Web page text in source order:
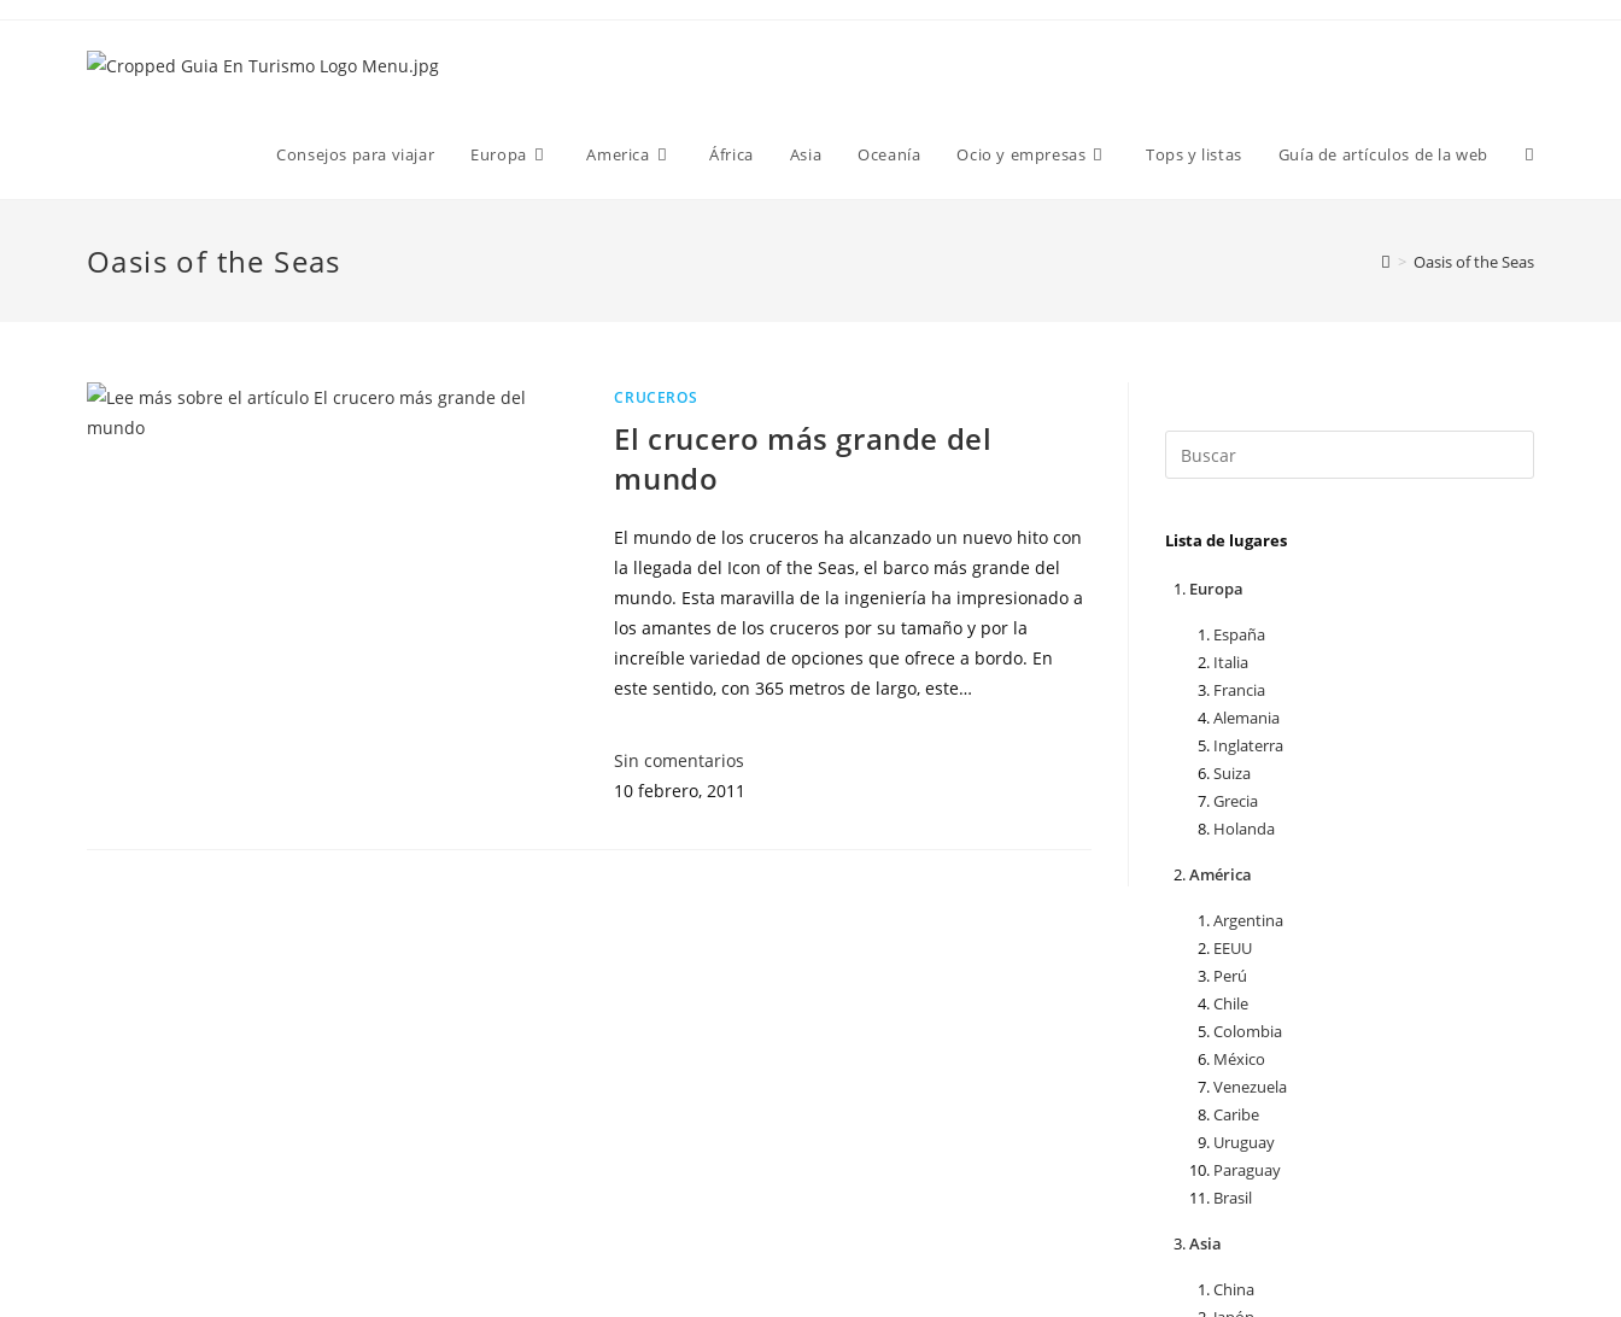
Consejos para viajar Europa America África Asia Oceanía Ocio y empresas Tops y listas Guía de artículos de la web
Oasis of the Seas > Oasis of the Seas
CRUCEROS
El crucero más grande del
mundo
El mundo de los cruceros ha alcanzado un nuevo hito con
la llegada del Icon of the Seas, el barco más grande del
mundo. Esta maravilla de la ingeniería ha impresionado a
los amantes de los cruceros por su tamaño y por la
increíble variedad de opciones que ofrece a bordo. En
este sentido, con 365 metros de largo, este…
Sin comentarios
10 febrero, 2011
Lista de lugares
Europa
España
Italia
Francia
Alemania
Inglaterra
Suiza
Grecia
Holanda
América
Argentina
EEUU
Perú
Chile
Colombia
México
Venezuela
Caribe
Uruguay
Paraguay
Brasil
Asia
China